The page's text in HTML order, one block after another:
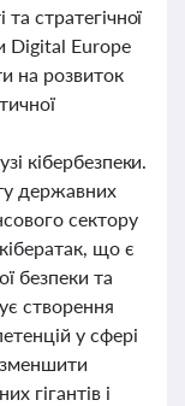
стратегічної
Digital Europe
на розвиток
кібербезпеки.
державних
сектору
що є
безпеки та
створення
у сфері
гігантів і